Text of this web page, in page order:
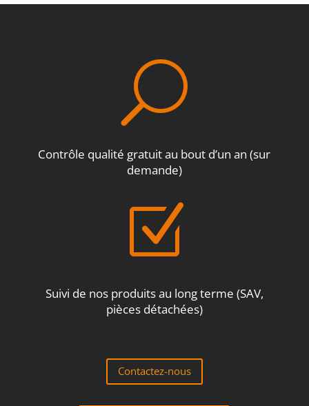
U
Contrôle qualité gratuit au bout d’un an (sur
demande)
Z
Suivi de nos produits au long terme (SAV,
pièces détachées)
Contactez-nous